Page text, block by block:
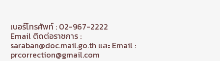
เบอร์โทรศัพท์ : 02-967-2222
Email ติดต่อราชการ :
saraban@doc.mail.go.th และ Email :
prcorrection@gmail.com